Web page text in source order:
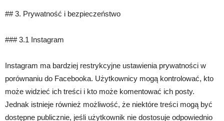
## 3. Prywatność i bezpieczeństwo
### 3.1 Instagram
Instagram ma bardziej restrykcyjne ustawienia prywatności w
porównaniu do Facebooka. Użytkownicy mogą kontrolować, kto
może widzieć ich treści i kto może komentować ich posty.
Jednak istnieje również możliwość, że niektóre treści mogą być
dostępne publicznie, jeśli użytkownik nie dostosuje odpowiednio